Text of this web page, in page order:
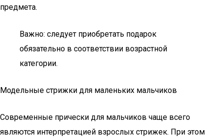
предмета.
Важно: следует приобретать подарок
обязательно в соответствии возрастной
категории.
Модельные стрижки для маленьких мальчиков
Современные прически для мальчиков чаще всего
являются интерпретацией взрослых стрижек. При этом